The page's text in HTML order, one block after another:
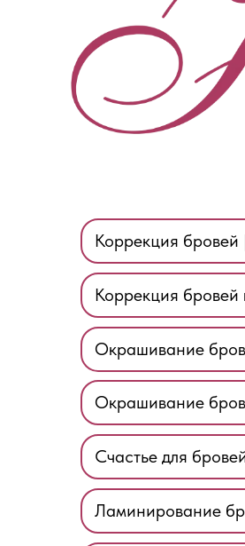
Коррекция
Коррекция бровей
Окрашивание
Окрашивание
Счастье для
Ламинирование